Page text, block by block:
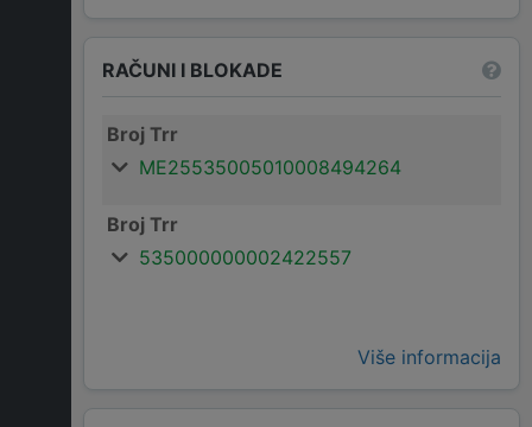
RAČUNI I BLOKADE
Broj Trr
ME25535005010008494264
Broj Trr
535000000002422557
Više informacija